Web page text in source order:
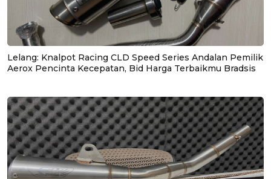
Lelang: Knalpot Racing CLD Speed Series Andalan Pemilik
Aerox Pencinta Kecepatan, Bid Harga Terbaikmu Bradsis